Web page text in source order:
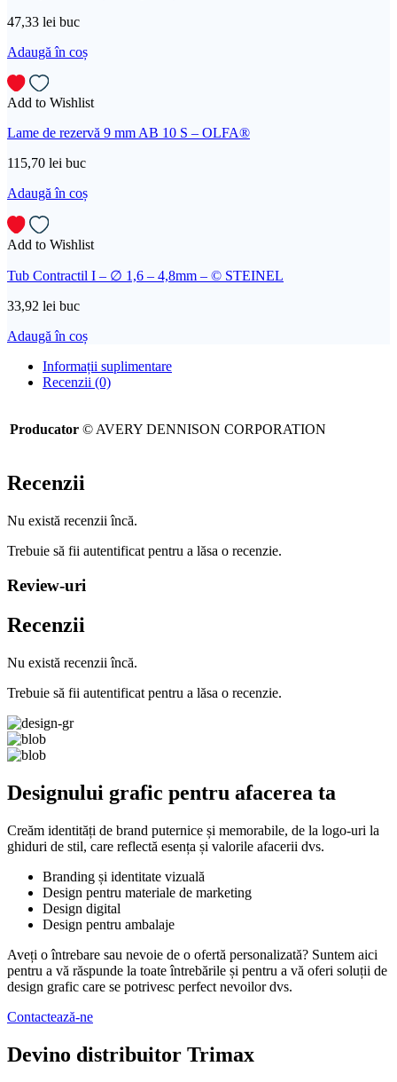
47,33 lei buc
Adaugă în coș
Add to Wishlist
Lame de rezervă 9 mm AB 10 S – OLFA®
115,70 lei buc
Adaugă în coș
Add to Wishlist
Tub Contractil I – ∅ 1,6 – 4,8mm – © STEINEL
33,92 lei buc
Adaugă în coș
Informații suplimentare
Recenzii (0)
Producator © AVERY DENNISON CORPORATION
Recenzii
Nu există recenzii încă.
Trebuie să fii autentificat pentru a lăsa o recenzie.
Review-uri
Recenzii
Nu există recenzii încă.
Trebuie să fii autentificat pentru a lăsa o recenzie.
Designului grafic pentru afacerea ta
Creăm identități de brand puternice și memorabile, de la logo-uri la
ghiduri de stil, care reflectă esența și valorile afacerii dvs.
Branding și identitate vizuală
Design pentru materiale de marketing
Design digital
Design pentru ambalaje
Aveți o întrebare sau nevoie de o ofertă personalizată? Suntem aici
pentru a vă răspunde la toate întrebările și pentru a vă oferi soluții de
design grafic care se potrivesc perfect nevoilor dvs.
Contactează-ne
Devino distribuitor Trimax